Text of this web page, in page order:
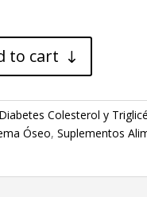
to cart
Diabetes Colesterol y
Óseo, Suplementos